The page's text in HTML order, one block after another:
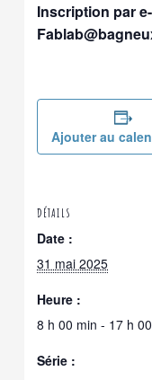
Inscription par
Ajouter au
DÉTAILS
Date :
31 mai 2025
Heure :
8 h 00 min - 17 h
Série :